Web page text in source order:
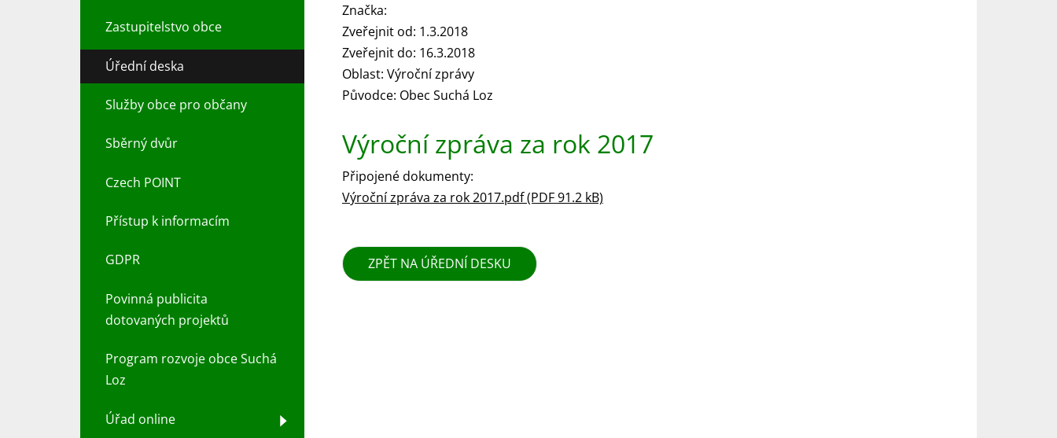
Značka:
Zveřejnit od: 1.3.2018
Zveřejnit do: 16.3.2018
Oblast: Výroční zprávy
Původce: Obec Suchá Loz
Výroční zpráva za rok 2017
Připojené dokumenty:
Výroční zpráva za rok 2017.pdf (PDF 91.2 kB)
ZPĚT NA ÚŘEDNÍ DESKU
Zastupitelstvo obce
Úřední deska
Služby obce pro občany
Sběrný dvůr
Czech POINT
Přístup k informacím
GDPR
Povinná publicita
dotovaných projektů
Program rozvoje obce Suchá
Loz
Úřad online